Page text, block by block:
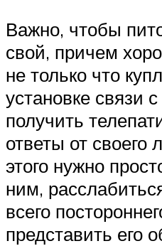
Важно, чтобы
свой, причем
не только что
установке связи
получить
ответы от
этого нужно
ним,
всего
представить его